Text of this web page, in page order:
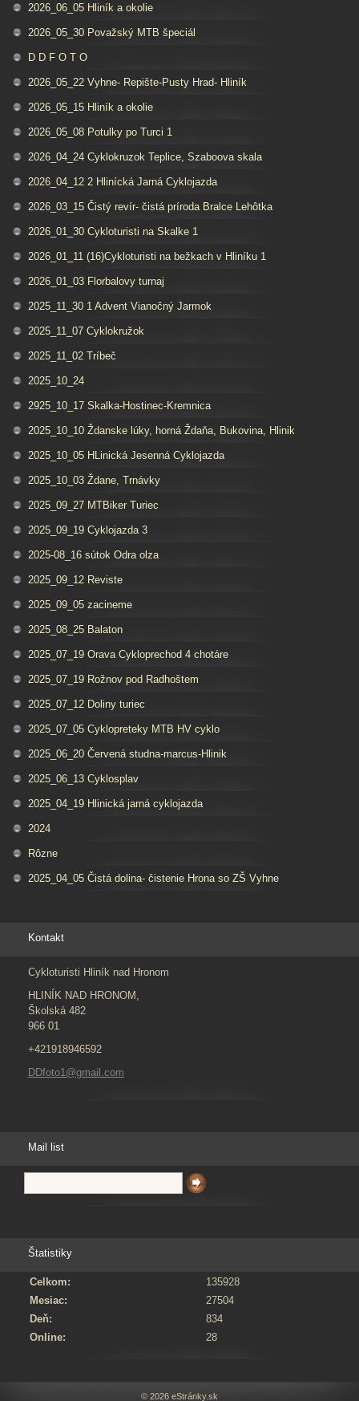
2026_06_05 Hliník a okolie
2026_05_30 Považský MTB špeciál
D D F O T O
2026_05_22 Vyhne- Repište-Pusty Hrad- Hliník
2026_05_15 Hliník a okolie
2026_05_08 Potulky po Turci 1
2026_04_24 Cyklokruzok Teplice, Szaboova skala
2026_04_12 2 Hlinícká Jarná Cyklojazda
2026_03_15 Čistý revír- čistá príroda Bralce Lehôtka
2026_01_30 Cykloturisti na Skalke 1
2026_01_11 (16)Cykloturisti na bežkach v Hliníku 1
2026_01_03 Florbalovy turnaj
2025_11_30 1 Advent Vianočný Jarmok
2025_11_07 Cyklokružok
2025_11_02 Tríbeč
2025_10_24
2925_10_17 Skalka-Hostinec-Kremnica
2025_10_10 Ždanske lúky, horná Ždaňa, Bukovina, Hlinik
2025_10_05 HLinická Jesenná Cyklojazda
2025_10_03 Ždane, Trnávky
2025_09_27 MTBiker Turiec
2025_09_19 Cyklojazda 3
2025-08_16 sútok Odra olza
2025_09_12 Reviste
2025_09_05 zacineme
2025_08_25 Balaton
2025_07_19 Orava Cykloprechod 4 chotáre
2025_07_19 Rožnov pod Radhoštem
2025_07_12 Doliny turiec
2025_07_05 Cyklopreteky MTB HV cyklo
2025_06_20 Červená studna-marcus-Hlinik
2025_06_13 Cyklosplav
2025_04_19 Hlinická jarná cyklojazda
2024
Rôzne
2025_04_05 Čistá dolina- čistenie Hrona so ZŠ Vyhne
Kontakt
Cykloturisti Hliník nad Hronom
HLINÍK NAD HRONOM,
Školská 482
966 01
+421918946592
DDfoto1@gmail.com
Mail list
Štatistiky
Online: 28
Celkom:
135928
Mesiac:
27504
Deň:
834
© 2026 eStránky.sk